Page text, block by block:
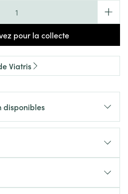
pour la collecte
Viatris
disponibles